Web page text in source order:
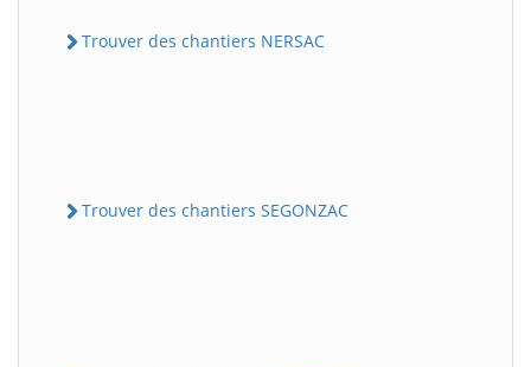
Trouver des chantiers NERSAC
Trouver des chantiers SEGONZAC